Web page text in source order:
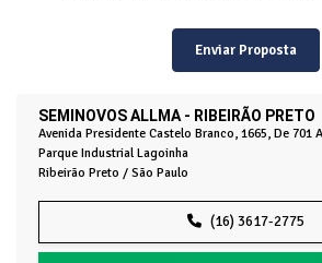
SEMINOVOS ALLMA - RIBEIRÃO PRETO
Avenida Presidente Castelo Branco, 1665, De 701
Parque Industrial Lagoinha
Ribeirão Preto / São Paulo
(16) 3617-2775
Enviar Proposta